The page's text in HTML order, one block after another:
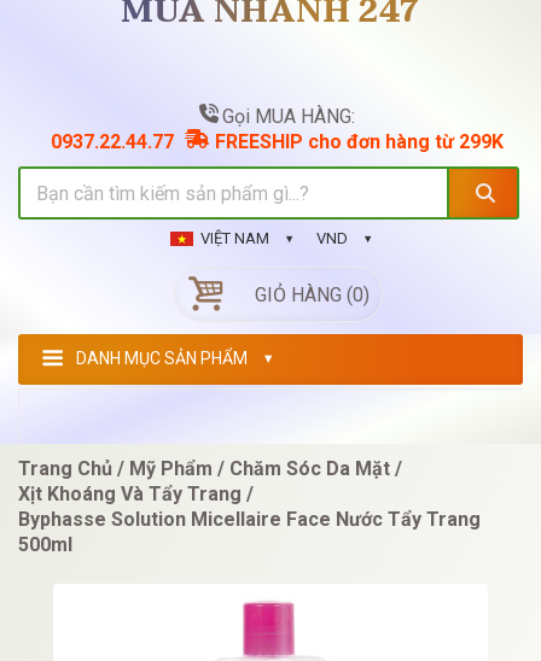
MUA NHANH 247
Gọi MUA HÀNG:
0937.22.44.77
FREESHIP cho đơn hàng từ 299K
VIỆT NAM VND
GIỎ HÀNG (0)
DANH MỤC SẢN PHẨM
Trang Chủ Mỹ Phẩm
Chăm Sóc Da Mặt
Xịt Khoáng Và Tẩy Trang
Byphasse Solution Micellaire Face Nước Tẩy Trang
500ml